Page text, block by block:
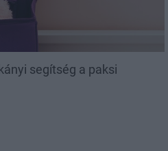
segítség a paksi